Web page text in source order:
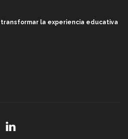
transformar la experiencia educativa